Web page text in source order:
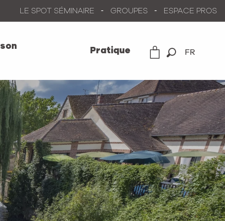
FR
LE SPOT SÉMINAIRE GROUPES ESPACE PROS
Pratique